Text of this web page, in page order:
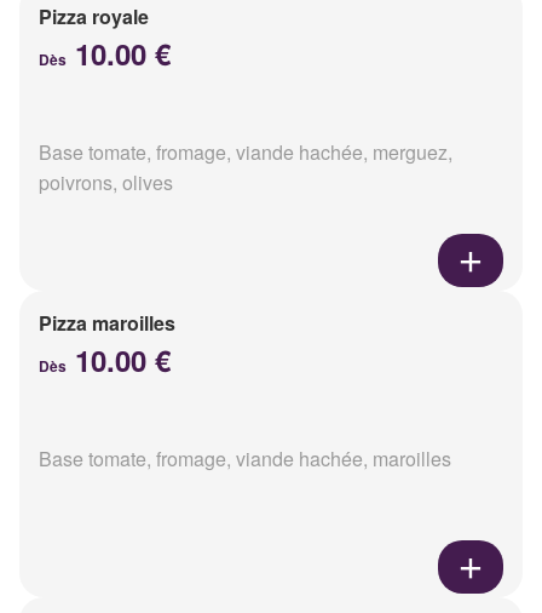
Pizza royale
Dès 10.00 €
Base tomate, fromage, viande hachée, merguez,
poivrons, olives
Pizza maroilles
Dès 10.00 €
Base tomate, fromage, viande hachée, maroilles